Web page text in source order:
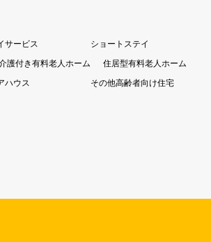
サービス
ショートステイ
護付き有料老人ホーム
住居型有料老人ホーム
ハウス その他高齢者向け住宅